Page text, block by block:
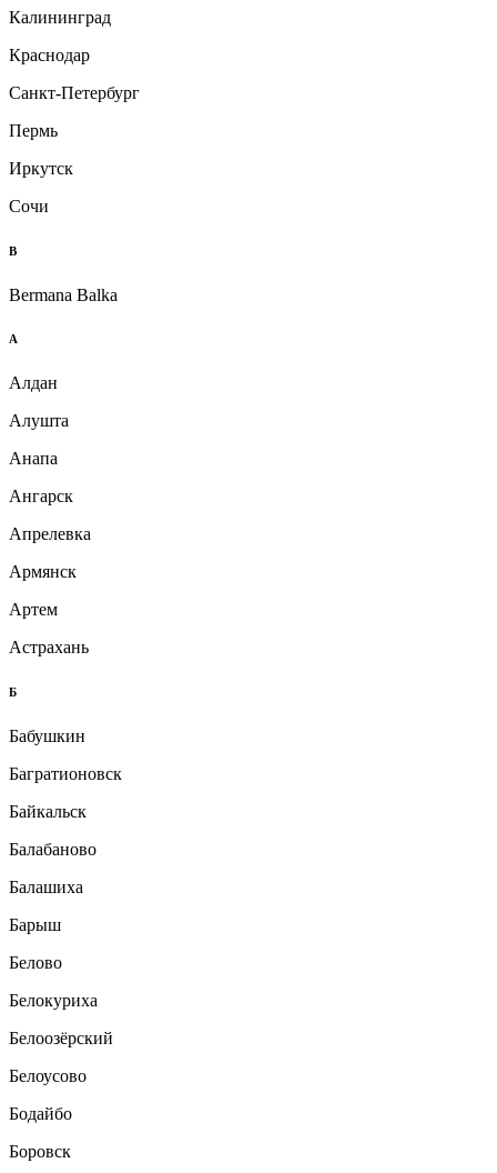
Калининград
Краснодар
Санкт-Петербург
Пермь
Иркутск
Сочи
B
Bermana Balka
А
Алдан
Алушта
Анапа
Ангарск
Апрелевка
Армянск
Артем
Астрахань
Б
Бабушкин
Багратионовск
Байкальск
Балабаново
Балашиха
Барыш
Белово
Белокуриха
Белоозёрский
Белоусово
Бодайбо
Боровск